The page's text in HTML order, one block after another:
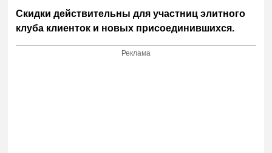
Скидки действительны для участниц элитного
клуба клиенток и новых присоединившихся.
Реклама